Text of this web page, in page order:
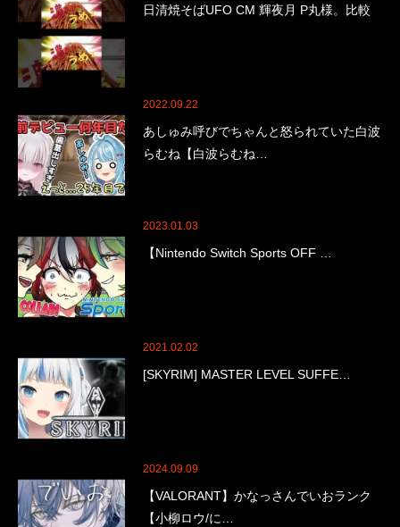
日清焼そばUFO CM 輝夜月 P丸様。比較
2022.09.22
あしゅみ呼びでちゃんと怒られていた白波
らむね【白波らむね…
2023.01.03
【Nintendo Switch Sports OFF …
2021.02.02
[SKYRIM] MASTER LEVEL SUFFE…
2024.09.09
【VALORANT】かなっさんでいおランク
【小柳ロウ/に…